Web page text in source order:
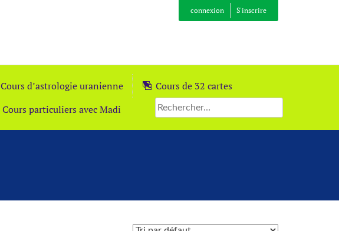
connexion S'inscrire
Cours d’astrologie uranienne
Cours de 32 cartes
Cours particuliers avec Madi